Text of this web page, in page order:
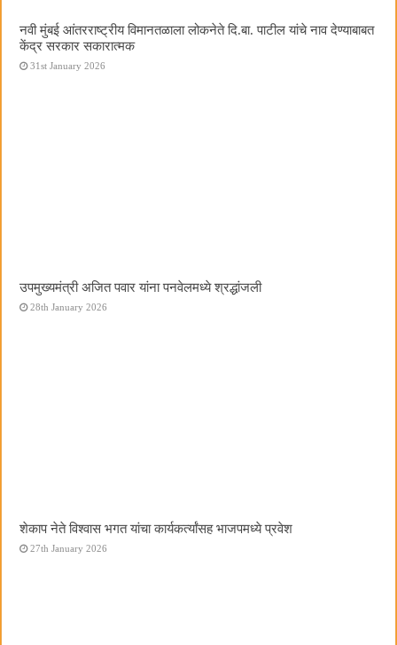
नवी मुंबई आंतरराष्ट्रीय विमानतळाला लोकनेते दि.बा. पाटील यांचे नाव देण्याबाबत
केंद्र सरकार सकारात्मक
31st January 2026
उपमुख्यमंत्री अजित पवार यांना पनवेलमध्ये श्रद्धांजली
28th January 2026
शेकाप नेते विश्वास भगत यांचा कार्यकर्त्यांसह भाजपमध्ये प्रवेश
27th January 2026